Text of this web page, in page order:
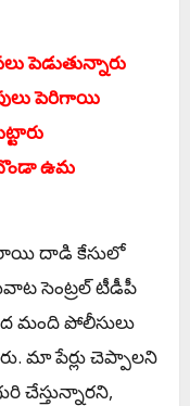
పెడుతున్నారు
పెరిగాయి
ఉమ‌
రాయి దాడి కేసులో
సెంట్ర‌ల్ టీడీపీ
మంది పోలీసులు
మా పేర్లు చెప్పాల‌ని
చేస్తున్నార‌ని,